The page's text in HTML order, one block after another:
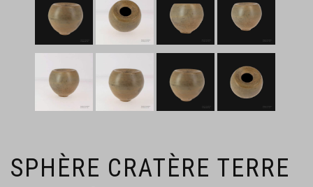
SPHÈRE CRATÈRE TERRE